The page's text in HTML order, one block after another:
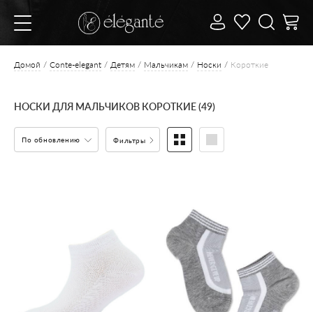
Домой Conte-elegant Детям Мальчикам Носки Короткие
НОСКИ ДЛЯ МАЛЬЧИКОВ КОРОТКИЕ (49)
По обновлению Фильтры